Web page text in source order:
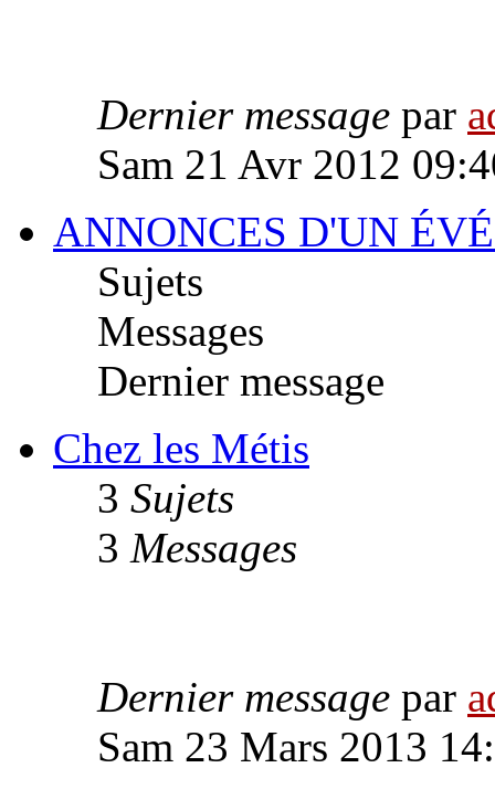
Dernier message par
Sam 21 Avr 2012
ANNONCES D'UN
Sujets
Messages
Dernier message
Chez les Métis
3 Sujets
3 Messages
Dernier message par
Sam 23 Mars 2013